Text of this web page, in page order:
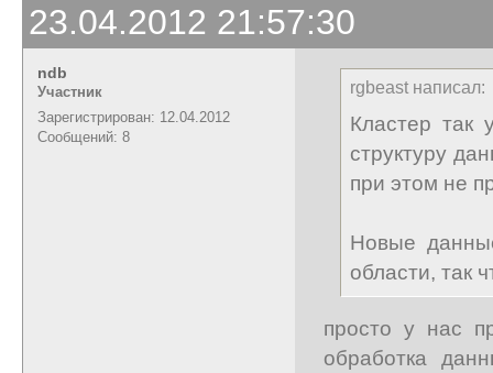
23.04.2012 21:57:30
ndb
Участник
Зарегистрирован: 12.04.2012
Сообщений: 8
rgbeast написал:
Кластер так
структуру
при этом не
Новые
области, так
просто у нас
обработка